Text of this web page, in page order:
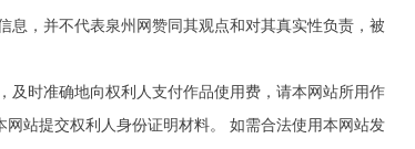
，并不代表泉州网赞同其观点和对其真实性负责，被
时准确地向权利人支付作品使用费，请本网站所用作
站提交权利人身份证明材料。 如需合法使用本网站发